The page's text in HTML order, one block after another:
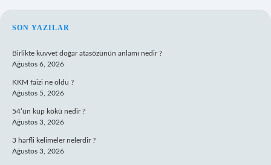
SIDEBAR
SON YAZILAR
Birlikte kuvvet doğar atasözünün anlamı nedir ?
Ağustos 6, 2026
KKM faizi ne oldu ?
Ağustos 5, 2026
54’ün küp kökü nedir ?
Ağustos 3, 2026
3 harfli kelimeler nelerdir ?
Ağustos 3, 2026